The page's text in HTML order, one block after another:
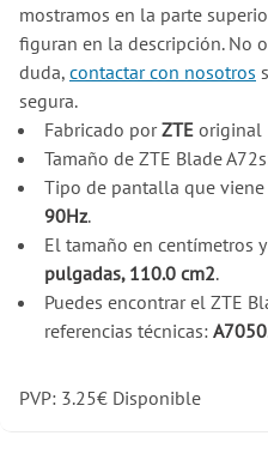
mostramos en la parte
figuran en la descripción. No
duda, contactar con nosotros
segura.
Fabricado porZTEoriginal
Tamaño de ZTE Blade
Tipo de pantalla que
90Hz.
El tamaño en centímetros
pulgadas, 110.0 cm2.
Puedes encontrar el ZTE
referencias técnicas: A7050
PVP: 3.25€ Disponible